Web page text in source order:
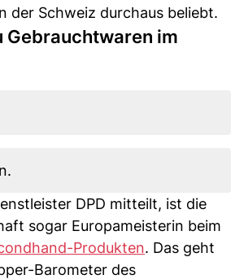
der Schweiz durchaus beliebt.
Gebrauchtwaren im
DPD mitteilt, ist die
sogar Europameisterin beim
Produkten. Das geht
Barometer des